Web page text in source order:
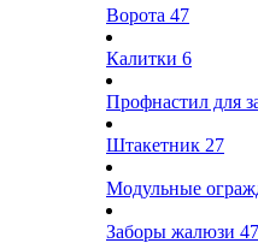
Ворота 47
Калитки 6
Профнастил для
Штакетник 27
Модульные
Заборы жалюзи 47